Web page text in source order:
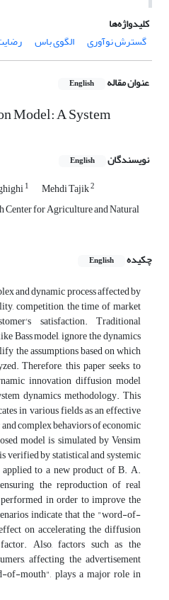
کلیدواژه‌ها
گسترش نوآوری
الگوی باس
عنوان مقاله English
Model: A System
نویسندگان English
1 Mehdi Tajik2
Center for Agriculture and Natural
چکیده
English
and dynamic process affected by
competition, the time of market
satisfaction. Traditional
Bass model, ignore the dynamics
the assumptions based on which
Therefore, this paper seeks to
innovation diffusion model
dynamics methodology. This
in various fields as an effective
complex behaviors of economic
model is simulated by Vensim
verified by statistical and systemic
to a new product of B. A.
the reproduction of real
in order to improve the
indicate that the "word-of-
on accelerating the diffusion
Also, factors such as the
affecting the advertisement
of-mouth", plays a major role in